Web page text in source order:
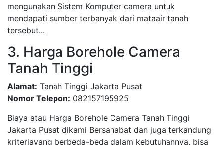
mengunakan Sistem Komputer camera untuk
mendapati sumber terbanyak dari mataair tanah
tersebut...
3. Harga Borehole Camera
Tanah Tinggi
Alamat: Tanah Tinggi Jakarta Pusat
Nomor Telepon: 082157195925
Biaya atau Harga Borehole Camera Tanah Tinggi
Jakarta Pusat dikami Bersahabat dan juga terkandung
kriteriayang berbeda-beda dalam kebutuhannya, bisa